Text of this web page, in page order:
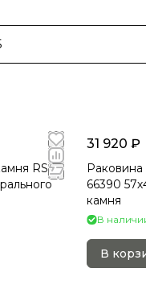
RS-
31 920 ₽
Раковина
66390
камня
В
В